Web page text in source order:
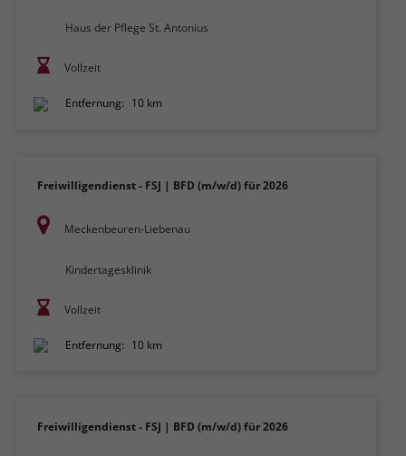
Haus der Pflege St. Antonius
Vollzeit
Entfernung: 10 km
Freiwilligendienst - FSJ | BFD (m/w/d) für 2026
Meckenbeuren-Liebenau
Kindertagesklinik
Vollzeit
Entfernung: 10 km
Freiwilligendienst - FSJ | BFD (m/w/d) für 2026